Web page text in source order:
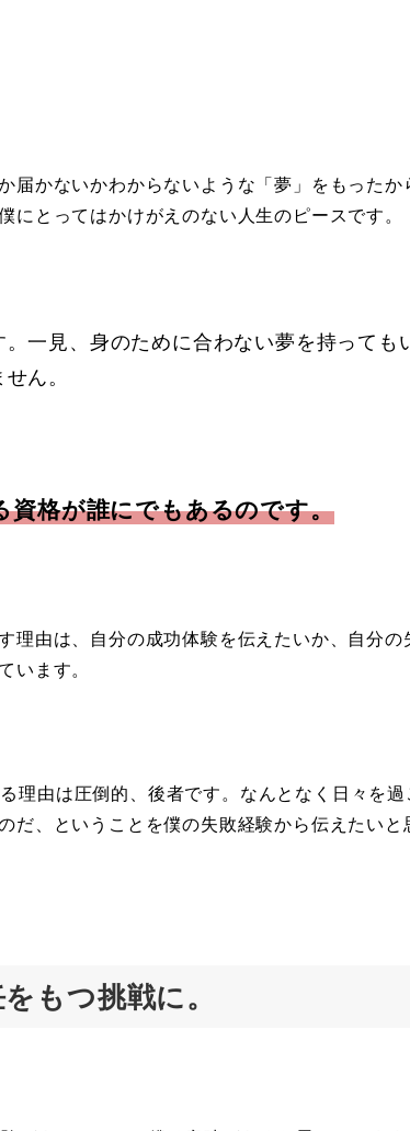
届かないかわからないような「夢」をもった
とってはかけがえのない人生のピースです。
一見、身のために合わない夢を持っても
ん。
資格が誰にでもあるのです。
理由は、自分の成功体験を伝えたいか、自分
います。
理由は圧倒的、後者です。なんとなく日々を
、ということを僕の失敗経験から伝えたいと
もつ挑戦に。